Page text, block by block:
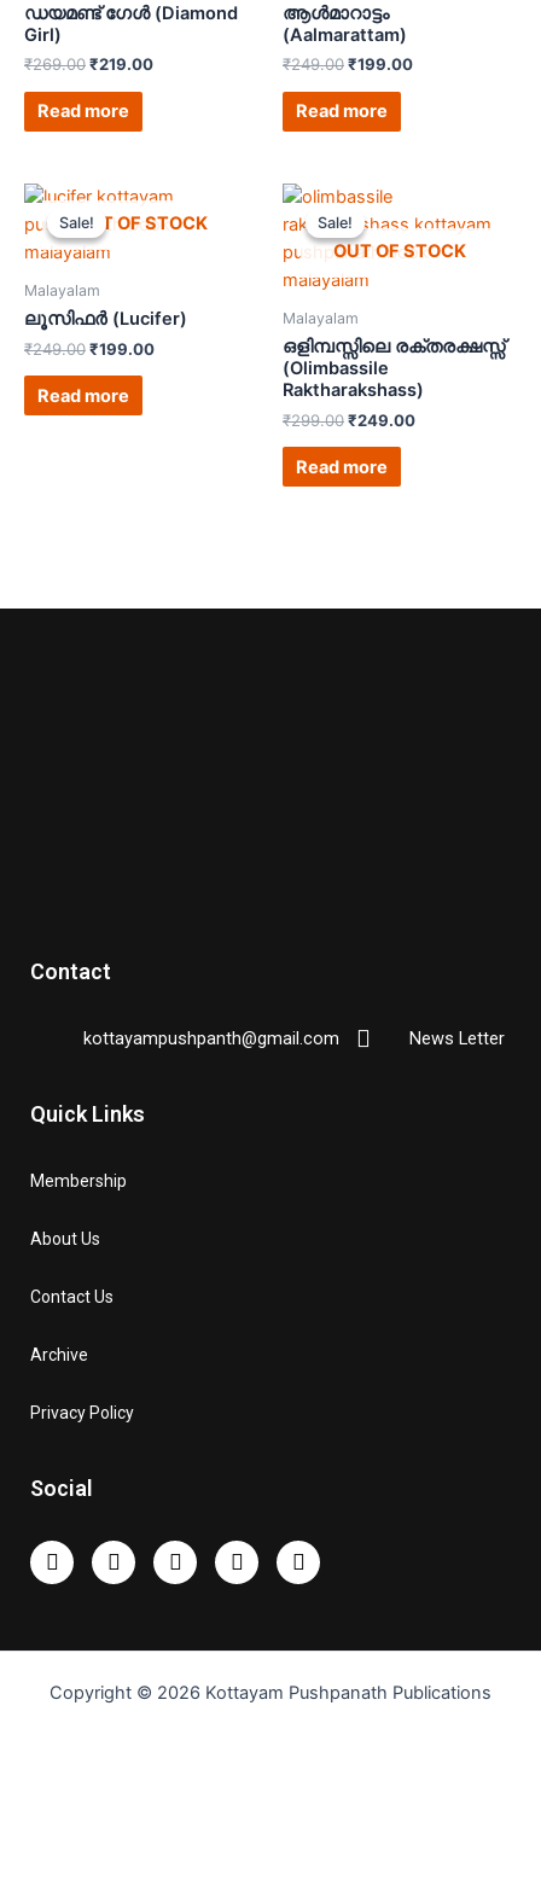
ഡയമണ്ട് ഗേൾ (Diamond
Girl)
₹269.00₹219.00
Read more
ആൾമാറാട്ടം
(Aalmarattam)
₹249.00₹199.00
Read more
Sale!OUT OF STOCK
Sale!
Malayalam
ലൂസിഫർ (Lucifer)
₹249.00₹199.00
Read more
Sale!
OUT OF STOCK
Sale!
Malayalam
ഒളിമ്പസ്സിലെ രക്തരക്ഷസ്സ്
(Olimbassile
Raktharakshass)
₹299.00₹249.00
Read more
Contact
kottayampushpanth@gmail.com News Letter
Quick Links
Membership
About Us
Contact Us
Archive
Privacy Policy
Social
Copyright © 2026 Kottayam Pushpanath Publications